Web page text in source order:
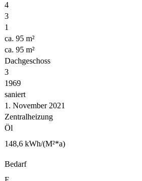
4
3
1
ca. 95 m²
ca. 95 m²
Dachgeschoss
3
1969
saniert
1. November 2021
Zentralheizung
Öl
148,6 kWh/(M²*a)
Bedarf